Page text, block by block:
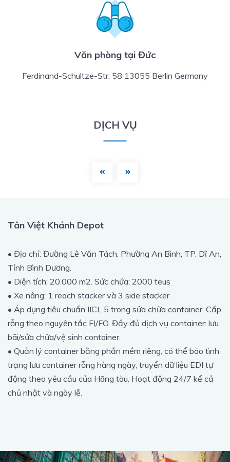
Văn phòng tại Đức
Ferdinand-Schultze-Str. 58 13055 Berlin Germany
DỊCH VỤ
Tân Việt Khánh Depot
• Địa chỉ: Đường Lê Văn Tách, Phường An Bình, TP. Dĩ An,
Tỉnh Bình Dương.
• Diện tích: 20.000 m2. Sức chứa: 2000 teus
• Xe nâng: 1 reach stacker và 3 side stacker.
• Áp dụng tiêu chuẩn IICL 5 trong sửa chữa container. Cấp
rỗng theo nguyên tắc FI/FO. Đầy đủ dịch vụ container: lưu
bãi/sửa chữa/vệ sinh container.
• Quản lý container bằng phần mềm riêng, có thể báo tình
trạng lưu container rỗng hàng ngày, truyển dữ liệu EDI tự
động theo yêu cầu của Hãng tàu. Hoạt động 24/7 kể cả
chủ nhật và ngày lễ.